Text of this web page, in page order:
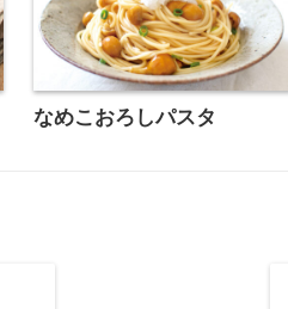
なめこおろしパスタ